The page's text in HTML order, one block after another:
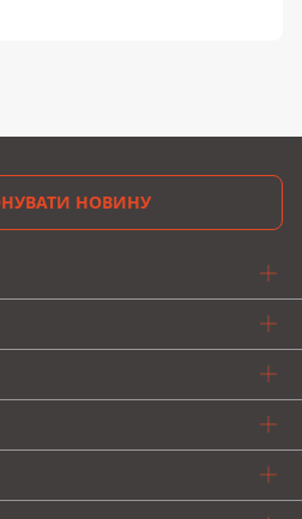
НОВИНУ